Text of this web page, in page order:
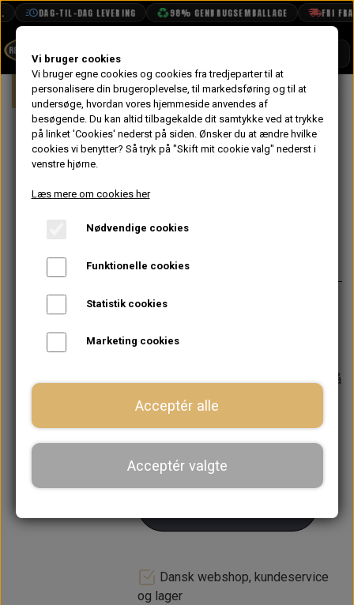
DAG-TIL-DAG LEVERING 98% GENBRUGSEMBALLAGE FRI
BOOK TID
PROJEKTER
TEKNISK DATA
VANDPOLERING
Forside Mini Undervogn & Styrtøj For
På lager
Aksel, Forreste
Bærearm
176,00 kr.
Varenummer: 2A4362
Møtrik er GFK3323
Skive er GFK1126
Forventet leveringstid:Varen er på
lager. 1-2 dages leveringstid
− +
Dansk webshop, kundeservice
og lager
Vi bruger cookies
Vi bruger egne cookies og cookies fra tredjeparter til at
personalisere din brugeroplevelse, til markedsføring og til at
undersøge, hvordan vores hjemmeside anvendes af
besøgende. Du kan altid tilbagekalde dit samtykke ved at trykke
på linket 'Cookies' nederst på siden. Ønsker du at ændre hvilke
cookies vi benytter? Så tryk på "Skift mit cookie valg" nederst i
venstre hjørne.
Læs mere om cookies her
Nødvendige cookies
Funktionelle cookies
Statistik cookies
Marketing cookies
Acceptér alle
Acceptér valgte